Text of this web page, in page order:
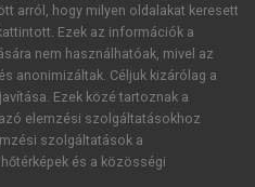
arról, hogy milyen oldalakat keresett
Ezek az információk a
nem használhatóak, mivel az
anonimizáltak. Céljuk kizárólag a
Ezek közé tartoznak a
elemzési szolgáltatásokhoz
szolgáltatások a
és a közösségi